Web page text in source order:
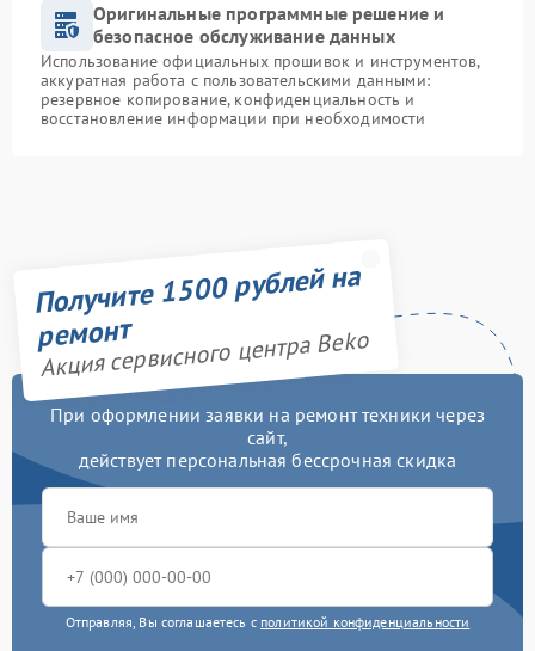
Оригинальные программные решение и
безопасное обслуживание данных
Использование официальных прошивок и инструментов,
аккуратная работа с пользовательскими данными:
резервное копирование, конфиденциальность и
восстановление информации при необходимости
Получите 1500 рублей на
ремонт
Акция сервисного центра Beko
При оформлении заявки на ремонт техники через
сайт,
действует персональная бессрочная скидка
Отправляя, Вы соглашаетесь с политикой конфиденциальности